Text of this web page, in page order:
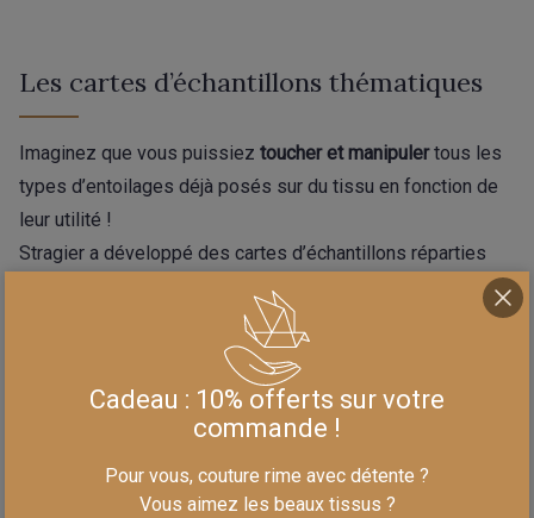
Les cartes d’échantillons thématiques
Imaginez que vous puissiez toucher et manipulertous les
types d’entoilages déjà posés sur du tissu en fonction de
leur utilité !
Stragier a développé des cartes d’échantillons réparties
en 5 thèmes selon les types de vêtements.
Pour chaque thème, vous disposez des échantillons
d’entoilage adéquats posés sur un tissu adapté. Vous
pouvez ainsi les toucher et choisir exactement l’entoilage
adapté à votre projet, au tissu que vous avez choisi et au
Des échantillons à toujours avoir dans votre coin couture.
Cadeau : 10% offerts sur votre
commande !
Pour vous, couture rime avec détente ?
Vous aimez les beaux tissus ?